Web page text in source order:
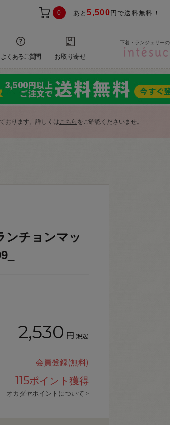
0 あと5,500 円で送料無料！
よくあるご質問 お取り寄せ
下着・ランジェリー
おります。詳しくはこちら をご確認くださいませ。
ンチョンマッ
2,530 円 (税込)
会員登録(無料)
115ポイント獲得
オカダヤポイントについて >